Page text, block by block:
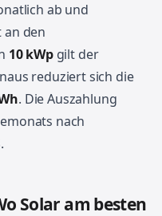
ab und
den
10 kWpgilt der
reduziert sich die
. Die Auszahlung
nach
Solar am besten